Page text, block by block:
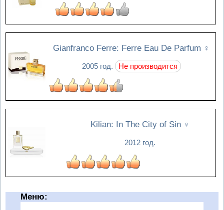
Gianfranco Ferre: Ferre Eau De Parfum ♀
2005 год. Не производится
Kilian: In The City of Sin ♀
2012 год.
Меню: